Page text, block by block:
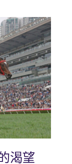
渴望